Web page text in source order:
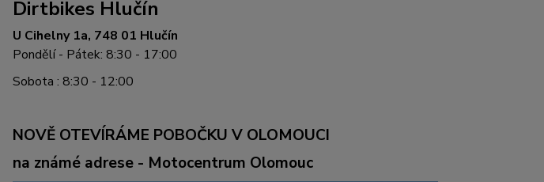
Dirtbikes Hlučín
U Cihelny 1a, 748 01 Hlučín
Pondělí - Pátek: 8:30 - 17:00
Sobota : 8:30 - 12:00
NOVĚ OTEVÍRÁME POBOČKU V OLOMOUCI
na známé adrese - Motocentrum Olomouc